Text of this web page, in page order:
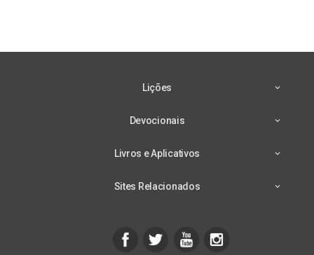
Lições
Devocionais
Livros e Aplicativos
Sites Relacionados